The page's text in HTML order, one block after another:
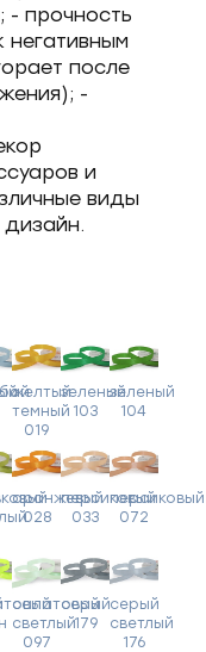
- прочность
негативным
после
-
и
виды
желтый
темный
019
зеленый
103
зеленый
104
оранжевый
028
персиковый
033
персиковый
072
салатовый
светлый
097
серый
179
серый
светлый
176